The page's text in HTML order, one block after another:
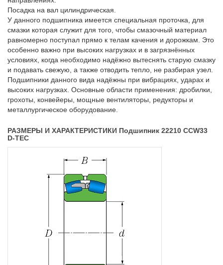
Посадка на вал цилиндрическая.
У данного подшипника имеется специальная проточка, для
смазки которая служит для того, чтобы смазочный материал
равномерно поступал прямо к телам качения и дорожкам. Это
особенно важно при высоких нагрузках и в загрязнённых
условиях, когда необходимо надёжно вытеснять старую смазку
и подавать свежую, а также отводить тепло, не разбирая узел.
Подшипники данного вида надёжны при вибрациях, ударах и
высоких нагрузках. Основные области применения: дробилки,
грохоты, конвейеры, мощные вентиляторы, редукторы и
металлургическое оборудование.
РАЗМЕРЫ И ХАРАКТЕРИСТИКИ Подшипник 22210 CCW33
D-TEC